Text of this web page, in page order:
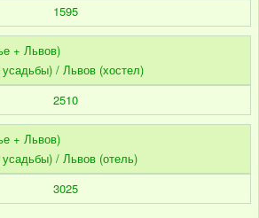
1595
+ Львов)
/ Львов (хостел)
2510
+ Львов)
/ Львов (отель)
3025